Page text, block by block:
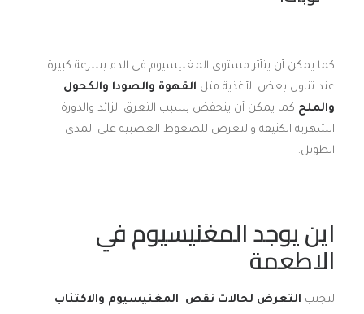
كما يمكن أن يتأثر مستوى المغنيسيوم في الدم بسرعة كبيرة
عند تناول بعض الأغذية مثل القهوة والصودا والكحول
والملح كما يمكن أن ينخفض بسبب التعرق الزائد والدورة
الشهرية الكثيفة والتعرض للضغوط العصبية على المدى
الطويل.
اين يوجد المغنيسيوم في
الاطعمة
لتجنب التعرض لحالات نقص
المغنيسيوم والاكتئاب